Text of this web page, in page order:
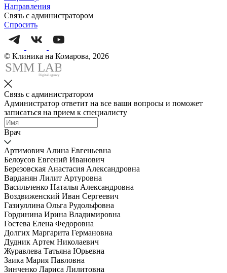
Направления
Связь с администратором
Спросить
© Клиника на Комарова, 2026
SMM LAB
Digital agency
Связь с администратором
Администратор ответит на все ваши вопросы и поможет
записаться на прием к специалисту
Врач
Артимович Алина Евгеньевна
Белоусов Евгений Иванович
Березовская Анастасия Александровна
Варданян Лилит Артуровна
Васильченко Наталья Александровна
Воздвиженский Иван Сергеевич
Газиуллина Ольга Рудольфовна
Гординина Ирина Владимировна
Гостева Елена Федоровна
Долгих Маргарита Германовна
Дудник Артем Николаевич
Журавлева Татьяна Юрьевна
Заика Мария Павловна
Зинченко Лариса Лилитовна